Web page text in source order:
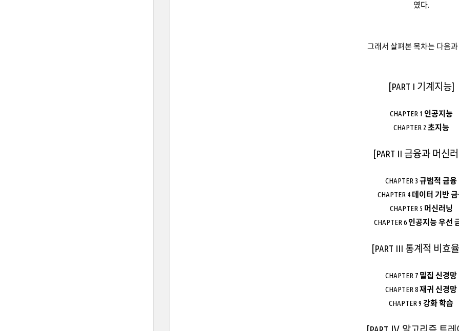
였다.
그래서 살펴본 목차는 다음과
[PART I 기계지능]
CHAPTER 1 인공지능
CHAPTER 2 초지능
[PART II 금융과 머신
CHAPTER 3 규범적 금융
CHAPTER 4 데이터 기반
CHAPTER 5 머신러닝
CHAPTER 6 인공지능 우선
[PART III 통계적 비효
CHAPTER 7 밀집 신경망
CHAPTER 8재귀 신경망
CHAPTER 9 강화 학습